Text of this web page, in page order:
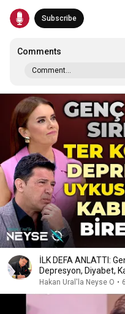
Subscribe
Comments
Comment...
İLK DEFA ANLATTI:
Depresyon, Diyabet,
Hakan Ural'la Neyse O •